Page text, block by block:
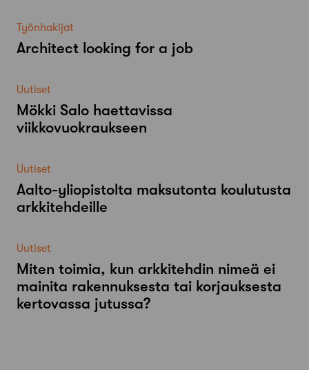
Työnhakijat
Architect looking for a job
Uutiset
Mökki Salo haettavissa
viikkovuokraukseen
Uutiset
Aalto-​yliopistolta maksutonta koulutusta
arkkitehdeille
Uutiset
Miten toimia, kun arkkitehdin nimeä ei
mainita rakennuksesta tai korjauksesta
kertovassa jutussa?